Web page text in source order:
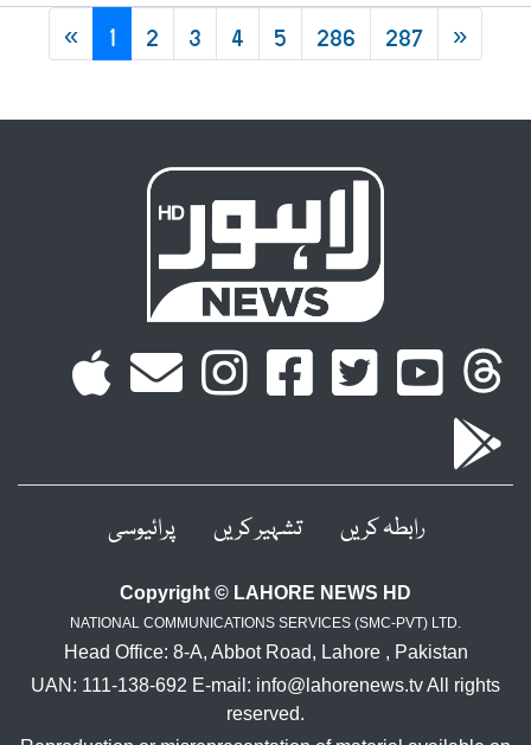
« 1 2 3 4 5 286 287 »
رابطہ کریں تشہیر کریں پرائیوسی
Copyright © LAHORE NEWS HD
NATIONAL COMMUNICATIONS SERVICES (SMC-PVT) LTD.
Head Office: 8-A, Abbot Road, Lahore , Pakistan
UAN: 111-138-692 E-mail: info@lahorenews.tv All rights
reserved.